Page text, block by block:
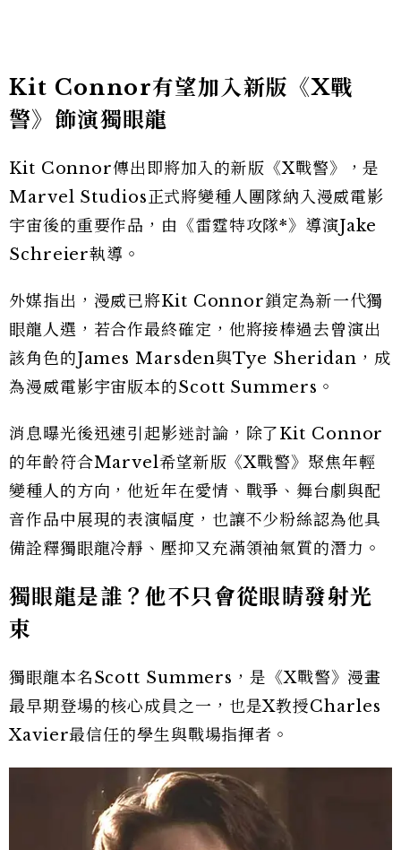
Kit Connor有望加入新版《X戰
警》飾演獨眼龍
Kit Connor傳出即將加入的新版《X戰警》，是
Marvel Studios正式將變種人團隊納入漫威電影
宇宙後的重要作品，由《雷霆特攻隊*》導演Jake
Schreier執導。
外媒指出，漫威已將Kit Connor鎖定為新一代獨
眼龍人選，若合作最終確定，他將接棒過去曾演出
該角色的James Marsden與Tye Sheridan，成
為漫威電影宇宙版本的Scott Summers。
消息曝光後迅速引起影迷討論，除了Kit Connor
的年齡符合Marvel希望新版《X戰警》聚焦年輕
變種人的方向，他近年在愛情、戰爭、舞台劇與配
音作品中展現的表演幅度，也讓不少粉絲認為他具
備詮釋獨眼龍冷靜、壓抑又充滿領袖氣質的潛力。
獨眼龍是誰？他不只會從眼睛發射光
束
獨眼龍本名Scott Summers，是《X戰警》漫畫
最早期登場的核心成員之一，也是X教授Charles
Xavier最信任的學生與戰場指揮者。